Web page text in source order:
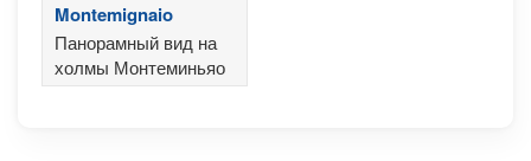
Montemignaio
Панорамный вид на
холмы Монтеминьяо